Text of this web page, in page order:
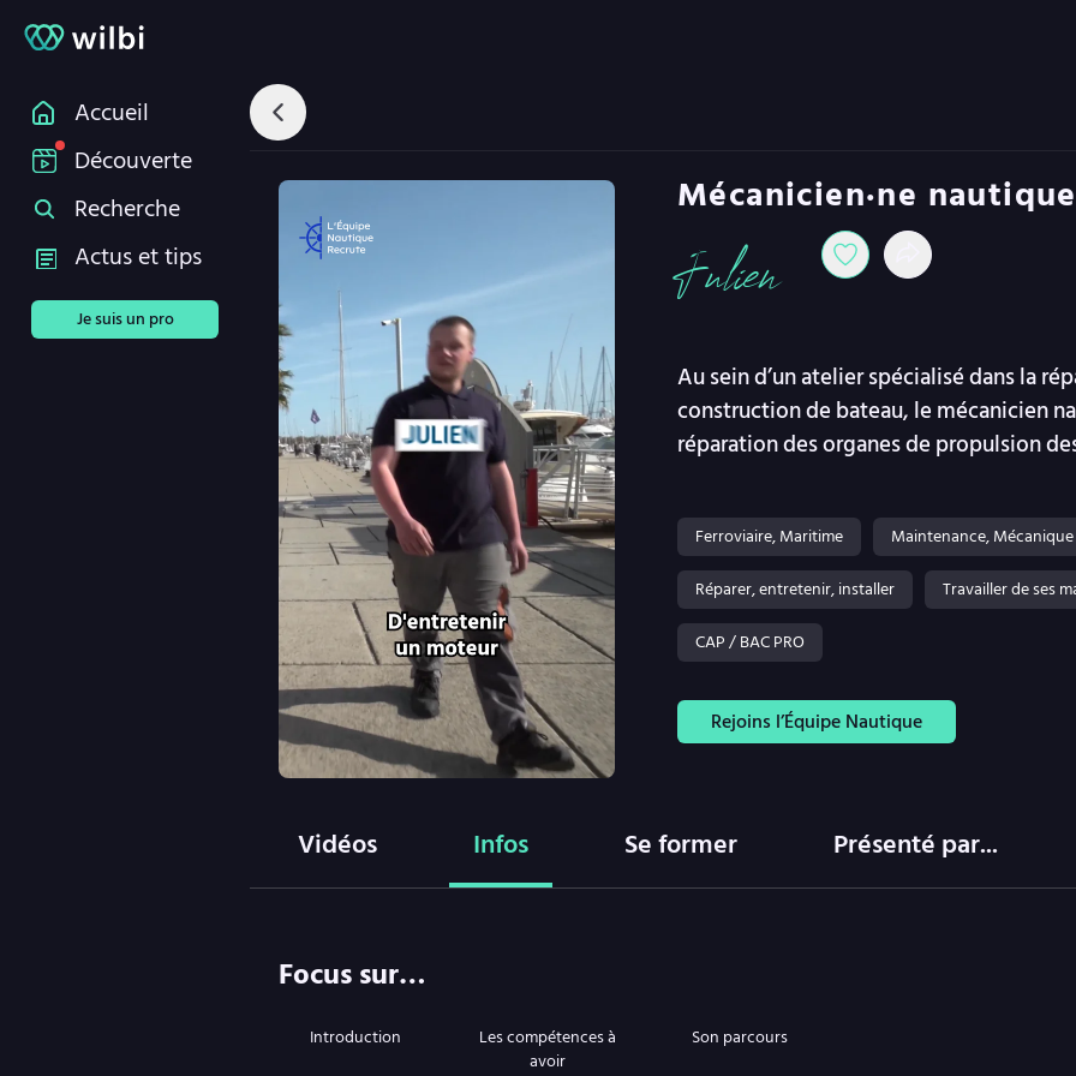
Accueil
Découverte
Recherche
Actus et tips
Je suis un pro
Mécanicien·ne nautique
Julien
Ferroviaire, Maritime
Maintenance, Mécanique
Réparer, entretenir, installer
Travailler de ses
CAP / BAC PRO
Rejoins l’Équipe Nautique
Au sein d’un atelier spécialisé dans la
construction de bateau, le mécanicien
réparation des organes de propulsion
Vidéos Infos Se former Présenté par...
Focus sur…
Introduction
Les compétences à
avoir
Son parcours